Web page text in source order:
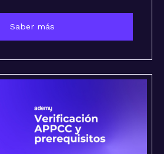
Saber más